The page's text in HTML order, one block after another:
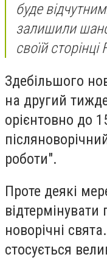
буде
залишили
своїй сторінці
Здебільшого
на другий
орієнтовно до
роботи".
Проте деякі
новорічні
стосується